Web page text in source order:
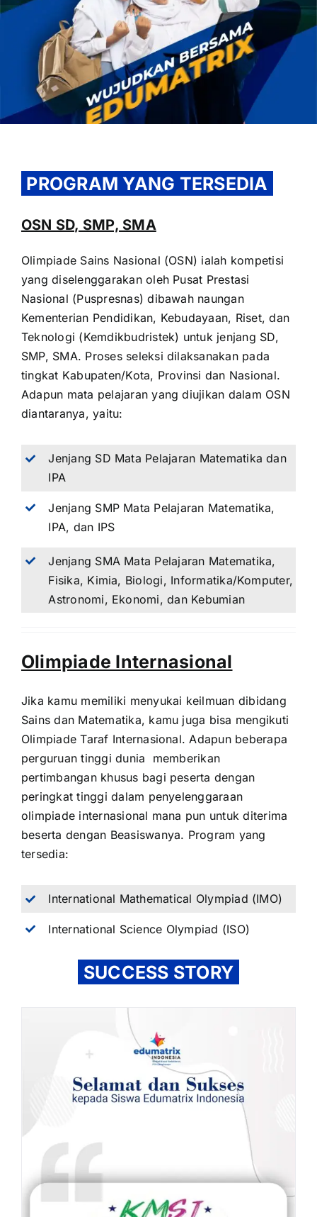
OUR PROGRAM
REGISTRATION
CONTACT US
PROGRAM YANG TERSEDIA
OSN SD, SMP, SMA
Olimpiade Sains Nasional (OSN) ialah kompetisi
yang diselenggarakan oleh Pusat Prestasi
Nasional (Puspresnas) dibawah naungan
Kementerian Pendidikan, Kebudayaan, Riset, dan
Teknologi (Kemdikbudristek) untuk jenjang SD,
SMP, SMA. Proses seleksi dilaksanakan pada
tingkat Kabupaten/Kota, Provinsi dan Nasional.
Adapun mata pelajaran yang diujikan dalam OSN
diantaranya, yaitu:
Jenjang SD Mata Pelajaran Matematika dan
IPA
Jenjang SMP Mata Pelajaran Matematika,
IPA, dan IPS
Jenjang SMA Mata Pelajaran Matematika,
Fisika, Kimia, Biologi, Informatika/Komputer,
Astronomi, Ekonomi, dan Kebumian
Olimpiade Internasional
Jika kamu memiliki menyukai keilmuan dibidang
Sains dan Matematika, kamu juga bisa mengikuti
Olimpiade Taraf Internasional. Adapun beberapa
perguruan tinggi dunia memberikan
pertimbangan khusus bagi peserta dengan
peringkat tinggi dalam penyelenggaraan
olimpiade internasional mana pun untuk diterima
beserta dengan Beasiswanya. Program yang
tersedia:
International Mathematical Olympiad (IMO)
International Science Olympiad (ISO)
SUCCESS STORY